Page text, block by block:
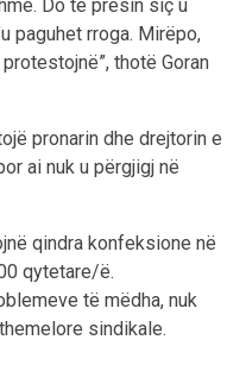
Do të presin siç u
paguhet rroga. Mirëpo,
thotë Goran
pronarin dhe drejtorin e
ai nuk u përgjigj në
qindra konfeksione në
qytetare/ë.
të mëdha, nuk
sindikale.